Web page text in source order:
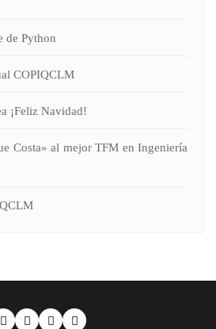
de Python
COPIQCLM
¡Feliz Navidad!
Costa» al mejor TFM en Ingeniería